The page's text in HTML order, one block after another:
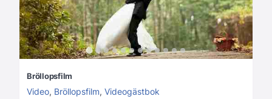
Bröllopsfilm
Video, Bröllopsfilm, Videogästbok